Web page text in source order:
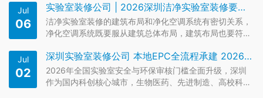
平面布局可以设计为外廊环绕式、内廊式、两端式、核心
式。洁净实验室的外廊要设计窗户，双层密封窗，洁净走
廊的洁净度一般都较高，…
Jul
06
实验室装修公司 | 2026深圳洁净实验室装修要求和平面布局
洁净实验室装修的建筑布局和净化空调系统有密切关系，
净化空调系统既要服从建筑总体布局，建筑布局也要符合
化空调的设计者不仅要了解建筑布局以考虑系统的布置，
而且要给建筑布局提出要求，使其符合洁净室原理。 一、
洁净室平面布局 洁净…
Jul
02
深圳实验室装修公司 本地EPC全流程承建 2026合规验收无忧！
2026年全国实验室安全与环保审核门槛全面升级，深圳
作为国内科创核心城市，生物医药、先进制造、高校科研